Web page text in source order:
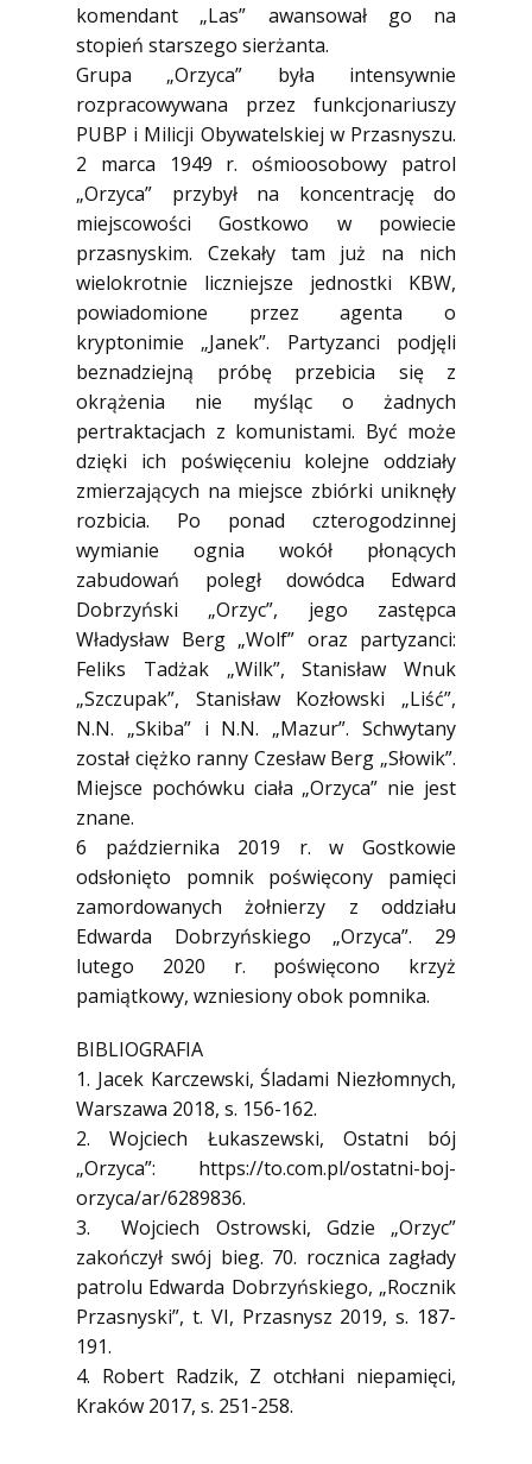
komendant „Las” awansował go na
stopień starszego sierżanta.
Grupa „Orzyca” była intensywnie
rozpracowywana przez funkcjonariuszy
PUBP i Milicji Obywatelskiej w Przasnyszu.
2 marca 1949 r. ośmioosobowy patrol
„Orzyca” przybył na koncentrację do
miejscowości Gostkowo w powiecie
przasnyskim. Czekały tam już na nich
wielokrotnie liczniejsze jednostki KBW,
powiadomione przez agenta o
kryptonimie „Janek”. Partyzanci podjęli
beznadziejną próbę przebicia się z
okrążenia nie myśląc o żadnych
pertraktacjach z komunistami. Być może
dzięki ich poświęceniu kolejne oddziały
zmierzających na miejsce zbiórki uniknęły
rozbicia. Po ponad czterogodzinnej
wymianie ognia wokół płonących
zabudowań poległ dowódca Edward
Dobrzyński „Orzyc”, jego zastępca
Władysław Berg „Wolf” oraz partyzanci:
Feliks Tadżak „Wilk”, Stanisław Wnuk
„Szczupak”, Stanisław Kozłowski „Liść”,
N.N. „Skiba” i N.N. „Mazur”. Schwytany
został ciężko ranny Czesław Berg „Słowik”.
Miejsce pochówku ciała „Orzyca” nie jest
znane.
6 października 2019 r. w Gostkowie
odsłonięto pomnik poświęcony pamięci
zamordowanych żołnierzy z oddziału
Edwarda Dobrzyńskiego „Orzyca”. 29
lutego 2020 r. poświęcono krzyż
pamiątkowy, wzniesiony obok pomnika.
BIBLIOGRAFIA
1. Jacek Karczewski, Śladami Niezłomnych,
Warszawa 2018, s. 156-162.
2. Wojciech Łukaszewski, Ostatni bój
„Orzyca”: https://to.com.pl/ostatni-boj-
orzyca/ar/6289836.
3. Wojciech Ostrowski, Gdzie „Orzyc”
zakończył swój bieg. 70. rocznica zagłady
patrolu Edwarda Dobrzyńskiego, „Rocznik
Przasnyski”, t. VI, Przasnysz 2019, s. 187-
191.
4. Robert Radzik, Z otchłani niepamięci,
Kraków 2017, s. 251-258.